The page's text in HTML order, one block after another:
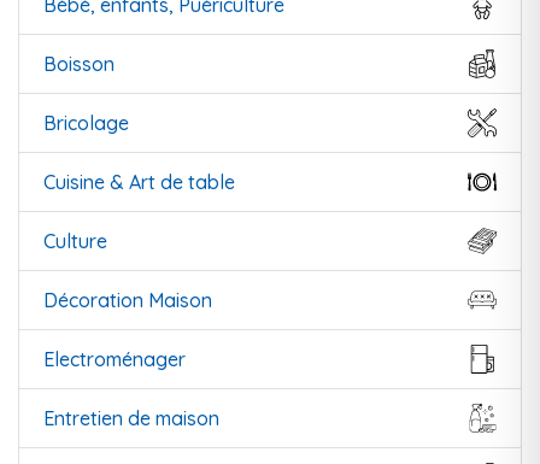
Bébé, enfants, Puériculture
Boisson
Bricolage
Cuisine & Art de table
Culture
Décoration Maison
Electroménager
Entretien de maison